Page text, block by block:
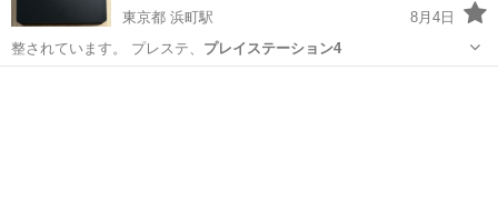
東京都 浜町駅
8月4日
整されています。 プレステ、 プレイステーション4